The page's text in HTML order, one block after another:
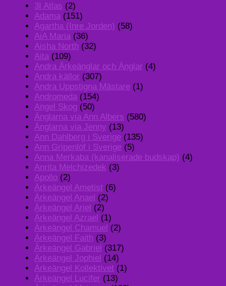
3I Atlas (2)
Adama (151)
Agartha (Inre Jorden) (58)
AiA Maria (36)
Aisha North (32)
Aita (109)
Andra Ärkeänglar och Änglar (4)
Andra källor (307)
Andra Uppstigna Mästare (1)
Andromeda (154)
Angel Skog (50)
Änglarna via Ann Albers (580)
Änglarna via Jenny (13)
Ann Dahlberg i Sverige (135)
Ann Gripenlöf i Sverige (5)
Anna Merkaba (kanaliserade budskap) (4)
Anrita Melchizedek (3)
Apollo (2)
Ärkeängel Ametist (6)
Ärkeängel Anael (2)
Ärkeängel Ariel (2)
Ärkeängel Azrael (1)
Ärkeängel Chamuel (2)
Ärkeängel Faith (3)
Ärkeängel Gabriel (317)
Ärkeängel Jophiel (14)
Ärkeängel Kollektivet (1)
Ärkeängel Lucifer (13)